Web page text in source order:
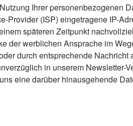
Ihrer personenbezogenen
Provider (ISP) eingetragene IP-
späteren Zeitpunkt
der werblichen Ansprache im
durch entsprechende Nachricht
in unserem Newsletter-
eine darüber hinausgehende